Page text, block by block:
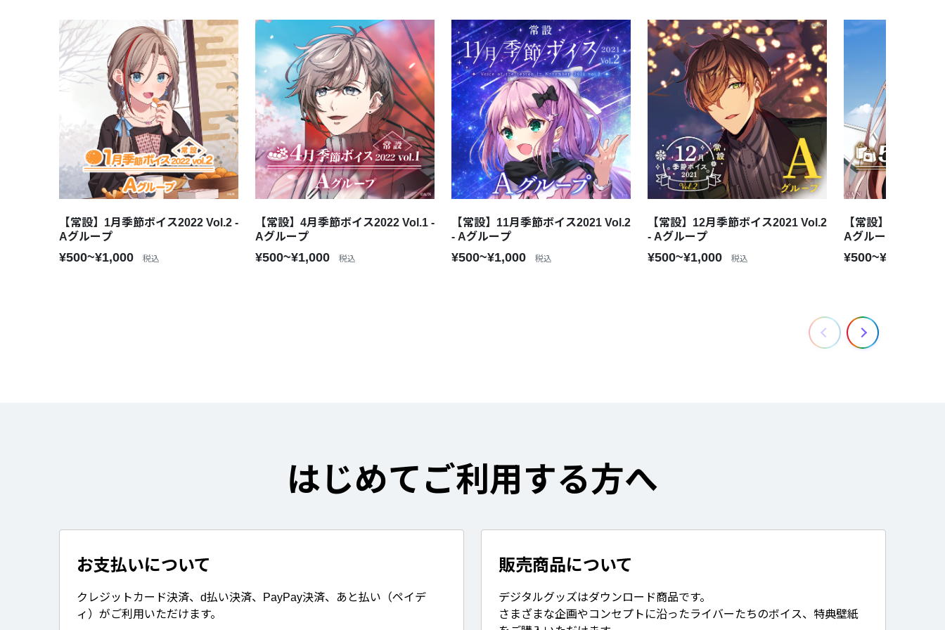
【常設】1月季節ボイス2022 Vol.2 -
Aグループ
¥500~¥1,000 税込
【常設】4月季節ボイス2022 Vol.1 -
Aグループ
¥500~¥1,000 税込
【常設】11月季節ボイス2021 Vol.2
- Aグループ
¥500~¥1,000 税込
【常設】12月季節ボイス2021 Vol.2
- Aグループ
¥500~¥1,000 税込
【常設】5月季節
Aグループ
¥500~¥1,000
はじめてご利用する方へ
お支払いについて
クレジットカード決済、d払い決済、PayPay決済、あと払い（ペイデ
ィ）がご利用いただけます。
販売商品について
デジタルグッズはダウンロード商品です。
さまざまな企画やコンセプトに沿ったライバーたちのボイス、特典壁紙